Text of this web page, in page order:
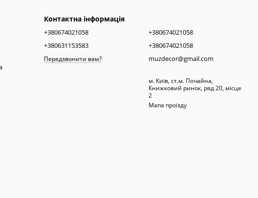
Контактна інформація
+380674021058
+380631153583
Передзвонити вам?
+380674021058
+380674021058
muzdecor@gmail.com
м. Київ, ст.м. Почайна,
Книжковий ринок, ряд 20, місце
2
Мапа проїзду